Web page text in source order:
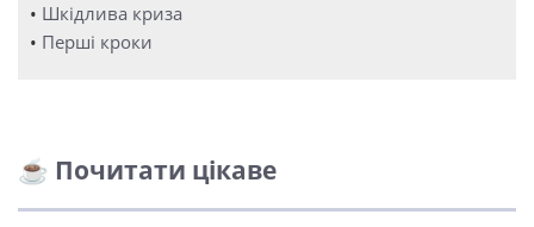
• Шкідлива криза
• Перші кроки
☕ Почитати цікаве